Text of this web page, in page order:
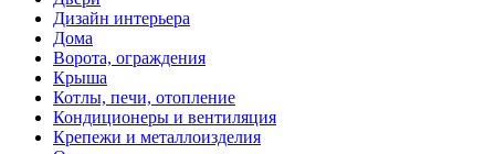
Дизайн интерьера
Дома
Ворота, ограждения
Крыша
Котлы, печи, отопление
Кондиционеры и вентиляция
Крепежи и металлоизделия